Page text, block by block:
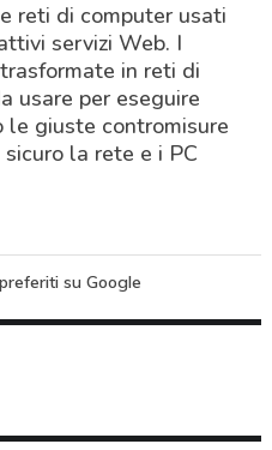
reti di computer usati
servizi Web. I
in reti di
usare per eseguire
giuste contromisure
la rete e i PC
su Google